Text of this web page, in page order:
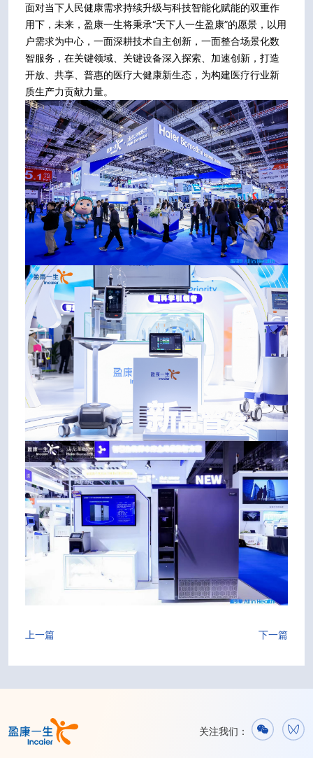
面对当下人民健康需求持续升级与科技智能化赋能的双重作
用下，未来，盈康一生将秉承“天下人一生盈康”的愿景，以用
户需求为中心，一面深耕技术自主创新，一面整合场景化数
智服务，在关键领域、关键设备深入探索、加速创新，打造
开放、共享、普惠的医疗大健康新生态，为构建医疗行业新
质生产力贡献力量。
上一篇 下一篇
关注我们：